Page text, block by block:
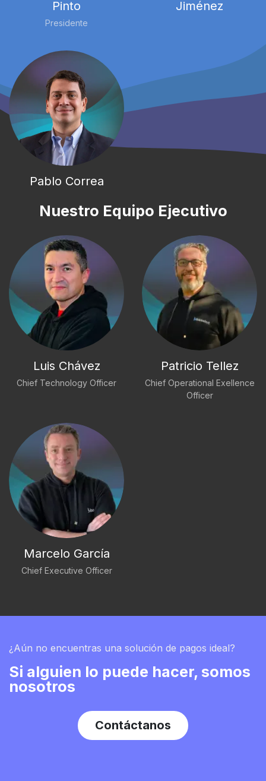
Pinto
Presidente
Jiménez
Pablo Correa
Nuestro Equipo Ejecutivo
Luis Chávez
Chief Technology Officer
Patricio Tellez
Chief Operational Exellence
Officer
Marcelo García
Chief Executive Officer
¿Aún no encuentras una solución de pagos ideal?
Si alguien lo puede hacer, somos
nosotros
Contá​​​​ctanos​​​​​